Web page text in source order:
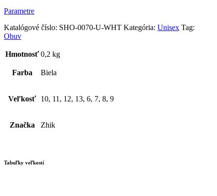
Parametre
Katalógové číslo: SHO-0070-U-WHT Kategória: Unisex Tag:
Obuv
Hmotnosť 0,2 kg
Farba Biela
Veľkosť 10, 11, 12, 13, 6, 7, 8, 9
Značka Zhik
Tabuľky veľkostí